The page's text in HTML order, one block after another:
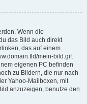
Wenn die
das Bild auch direkt
das auf einem
mein-bild.gif.
eigenen PC befinden
zu Bildern, die nur nach
Yahoo-Mailboxen, mit
anzuzeigen, benutze den